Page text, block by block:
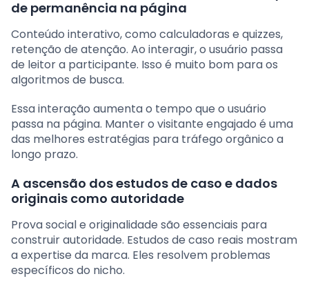
de permanência na página
Conteúdo interativo, como calculadoras e quizzes,
retenção de atenção. Ao interagir, o usuário passa
de leitor a participante. Isso é muito bom para os
algoritmos de busca.
Essa interação aumenta o tempo que o usuário
passa na página. Manter o visitante engajado é uma
das melhores estratégias para tráfego orgânico a
longo prazo.
A ascensão dos estudos de caso e dados
originais como autoridade
Prova social e originalidade são essenciais para
construir autoridade. Estudos de caso reais mostram
a expertise da marca. Eles resolvem problemas
específicos do nicho.